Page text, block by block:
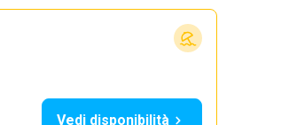
Vedi disponibilità